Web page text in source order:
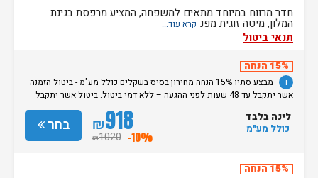
חדר מרווח במיוחד מתאים למשפחה, המציע מרפסת בגינת
המלון, מיטה זוגית מפנ
תנאי ביטול
15% הנחה
i
מבצע סתיו 15% הנחה מחירון בסיס בשקלים כולל מע"מ - ביטול הזמנה
אשר יתקבל עד 48 שעות לפני ההגעה – ללא דמי ביטול. ביטול אשר יתקבל
מאוחר מכך, יגרור חיוב בסך 50% מעלות ההזמנה. אי הגעה ללא כל הודעה
מוקדמת תגרור חיוב בסך 100% מעלות ההזמנה. מדיניות קבלת/עזיבת חדרים:
שעת קבלת החדרים הינה החל מהשעה 15:00. בימי שבת / חג: קבלת חדרים
החל מצאת השבת/החג. שעת עזיבת חדרים בכל ימות השבוע עד השעה 11:00.
בחר ₪918
₪1020 -10%
לינה בלבד
כולל מע"מ
15% הנחה